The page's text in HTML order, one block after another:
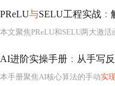
PReLU与SELU工程实战 ：
AI进阶实操手册 ： 从手写
本手册聚焦AI核心算法的手动实